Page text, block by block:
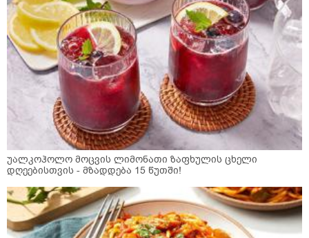
უალკოჰოლო მოცვის ლიმონათი ზაფხულის ცხელი
დღეებისთვის - მზადდება 15 წუთში!